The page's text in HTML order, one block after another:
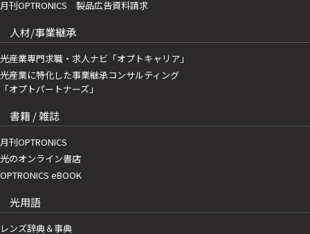
月刊OPTRONICS 製品広告資料請求
人材/事業継承
光産業専門求職・求人ナビ「オプトキャリア」
光産業に特化した事業継承コンサルティング
「オプトパートナーズ」
書籍 / 雑誌
月刊OPTRONICS
光のオンライン書店
OPTRONICS eBOOK
光用語
レンズ辞典＆事典